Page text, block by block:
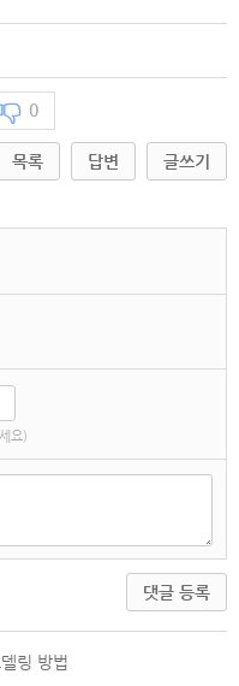
0
목록 답변 글쓰기
요)
댓글 등록
링 방법